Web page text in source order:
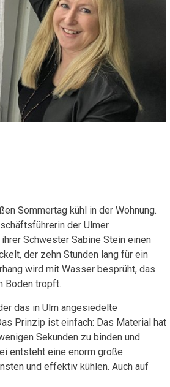
Sommertag kühl in der Wohnung.
der Ulmer
Schwester Sabine Stein einen
der zehn Stunden lang für ein
wird mit Wasser besprüht, das
Boden tropft.
das in Ulm angesiedelte
Prinzip ist einfach: Das Material hat
Sekunden zu binden und
entsteht eine enorm große
und effektiv kühlen. Auch auf